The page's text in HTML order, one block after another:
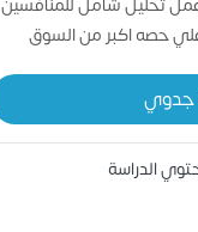
حصه اكبر من السوق
جدوي
الدراسة